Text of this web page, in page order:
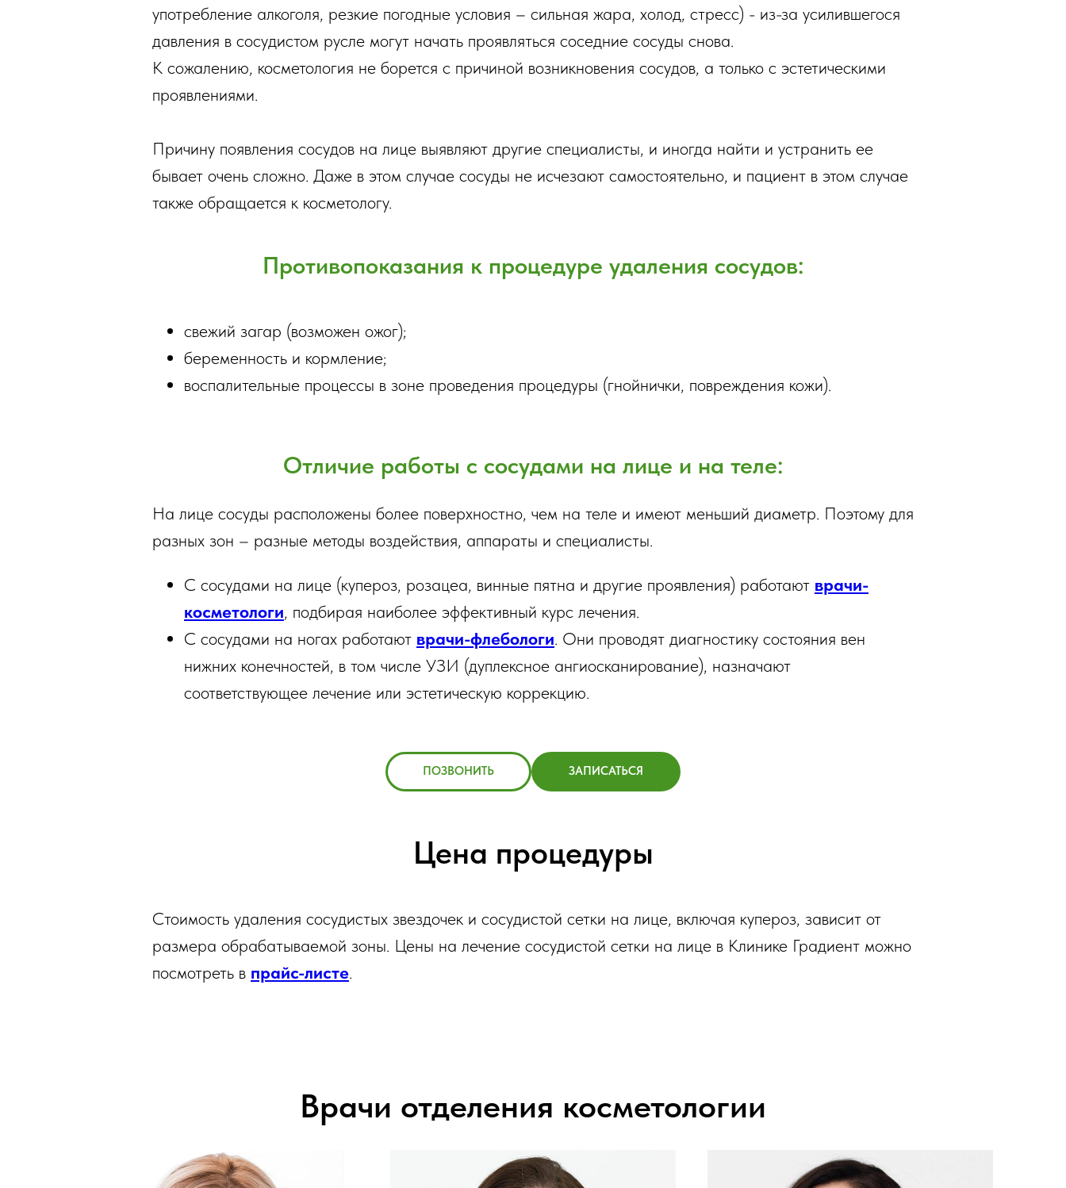
употребление алкоголя, резкие погодные условия – сильная жара, холод, стресс) - из-за усилившегося
давления в сосудистом русле могут начать проявляться соседние сосуды снова.
К сожалению, косметология не борется с причиной возникновения сосудов, а только с эстетическими
проявлениями.
Причину появления сосудов на лице выявляют другие специалисты, и иногда найти и устранить ее
бывает очень сложно. Даже в этом случае сосуды не исчезают самостоятельно, и пациент в этом случае
также обращается к косметологу.
Противопоказания к процедуре удаления сосудов:
свежий загар (возможен ожог);
беременность и кормление;
воспалительные процессы в зоне проведения процедуры (гнойнички, повреждения кожи).
Отличие работы с сосудами на лице и на теле:
На лице сосуды расположены более поверхностно, чем на теле и имеют меньший диаметр. Поэтому для
разных зон – разные методы воздействия, аппараты и специалисты.
С сосудами на лице (купероз, розацеа, винные пятна и другие проявления) работают врачи-
косметологи, подбирая наиболее эффективный курс лечения.
С сосудами на ногах работают врачи-флебологи. Они проводят диагностику состояния вен
нижних конечностей, в том числе УЗИ (дуплексное ангиосканирование), назначают
соответствующее лечение или эстетическую коррекцию.
ПОЗВОНИТЬ ЗАПИСАТЬСЯ
Цена процедуры
Стоимость удаления сосудистых звездочек и сосудистой сетки на лице, включая купероз, зависит от
размера обрабатываемой зоны. Цены на лечение сосудистой сетки на лице в Клинике Градиент можно
посмотреть в прайс-листе.
Врачи отделения косметологии